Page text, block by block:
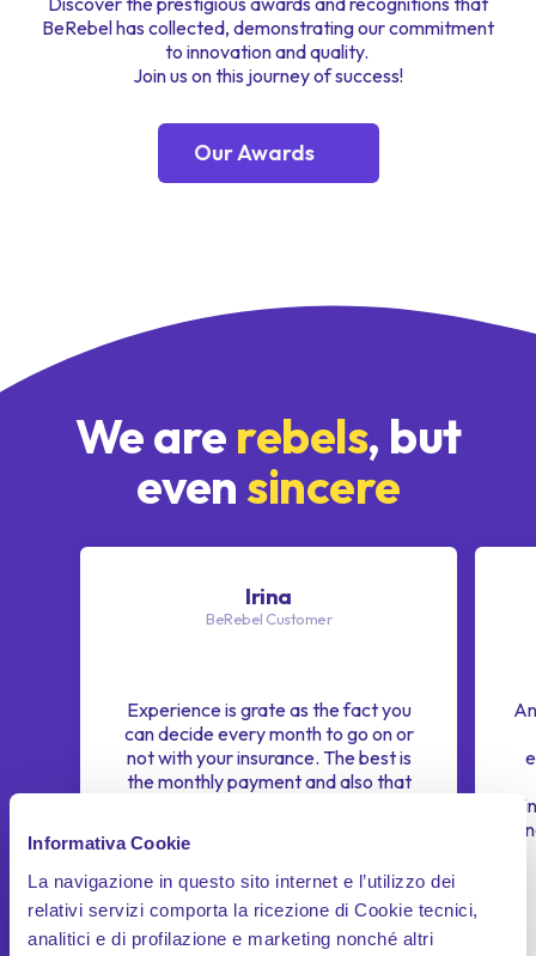
Informativa Cookie
La navigazione in questo sito internet e l’utilizzo dei
relativi servizi comporta la ricezione di Cookie tecnici,
analitici e di profilazione e marketing nonché altri
BeRebel has collected, demonstrating our commitment
to innovation and quality.
Join us on this journey of success!
Our Awards
We are rebels, but
evensincere
Irina
BeRebel Customer
Experience is grate as the fact you
can decide every month to go on or
not with your insurance. The best is
the monthly payment and also that
where is your car if you need to know
or controll. For a small amount you
can participate to a green
movement of carbon dioxid
compensation in the air.